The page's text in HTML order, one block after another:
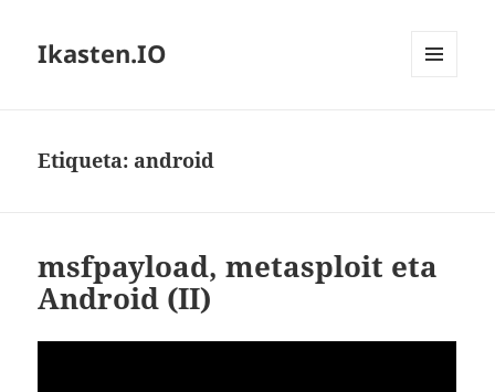
Ikasten.IO
Etiqueta: android
msfpayload, metasploit eta
Android (II)